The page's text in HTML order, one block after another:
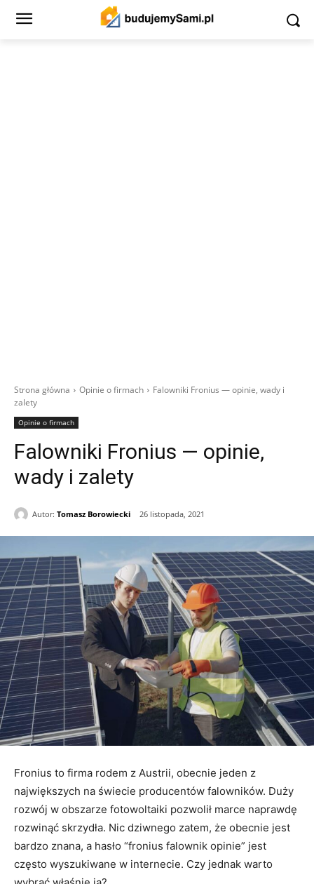
Strona główna Opinie o firmach
Falowniki Fronius — opinie, wady i
zalety
Opinie o firmach
Falowniki Fronius — opinie,
wady i zalety
Autor: Tomasz Borowiecki 26 listopada, 2021
Fronius to firma rodem z Austrii, obecnie jeden z
największych na świecie producentów falowników. Duży
rozwój w obszarze fotowoltaiki pozwolił marce naprawdę
rozwinąć skrzydła. Nic dziwnego zatem, że obecnie jest
bardzo znana, a hasło “fronius falownik opinie” jest
często wyszukiwane w internecie. Czy jednak warto